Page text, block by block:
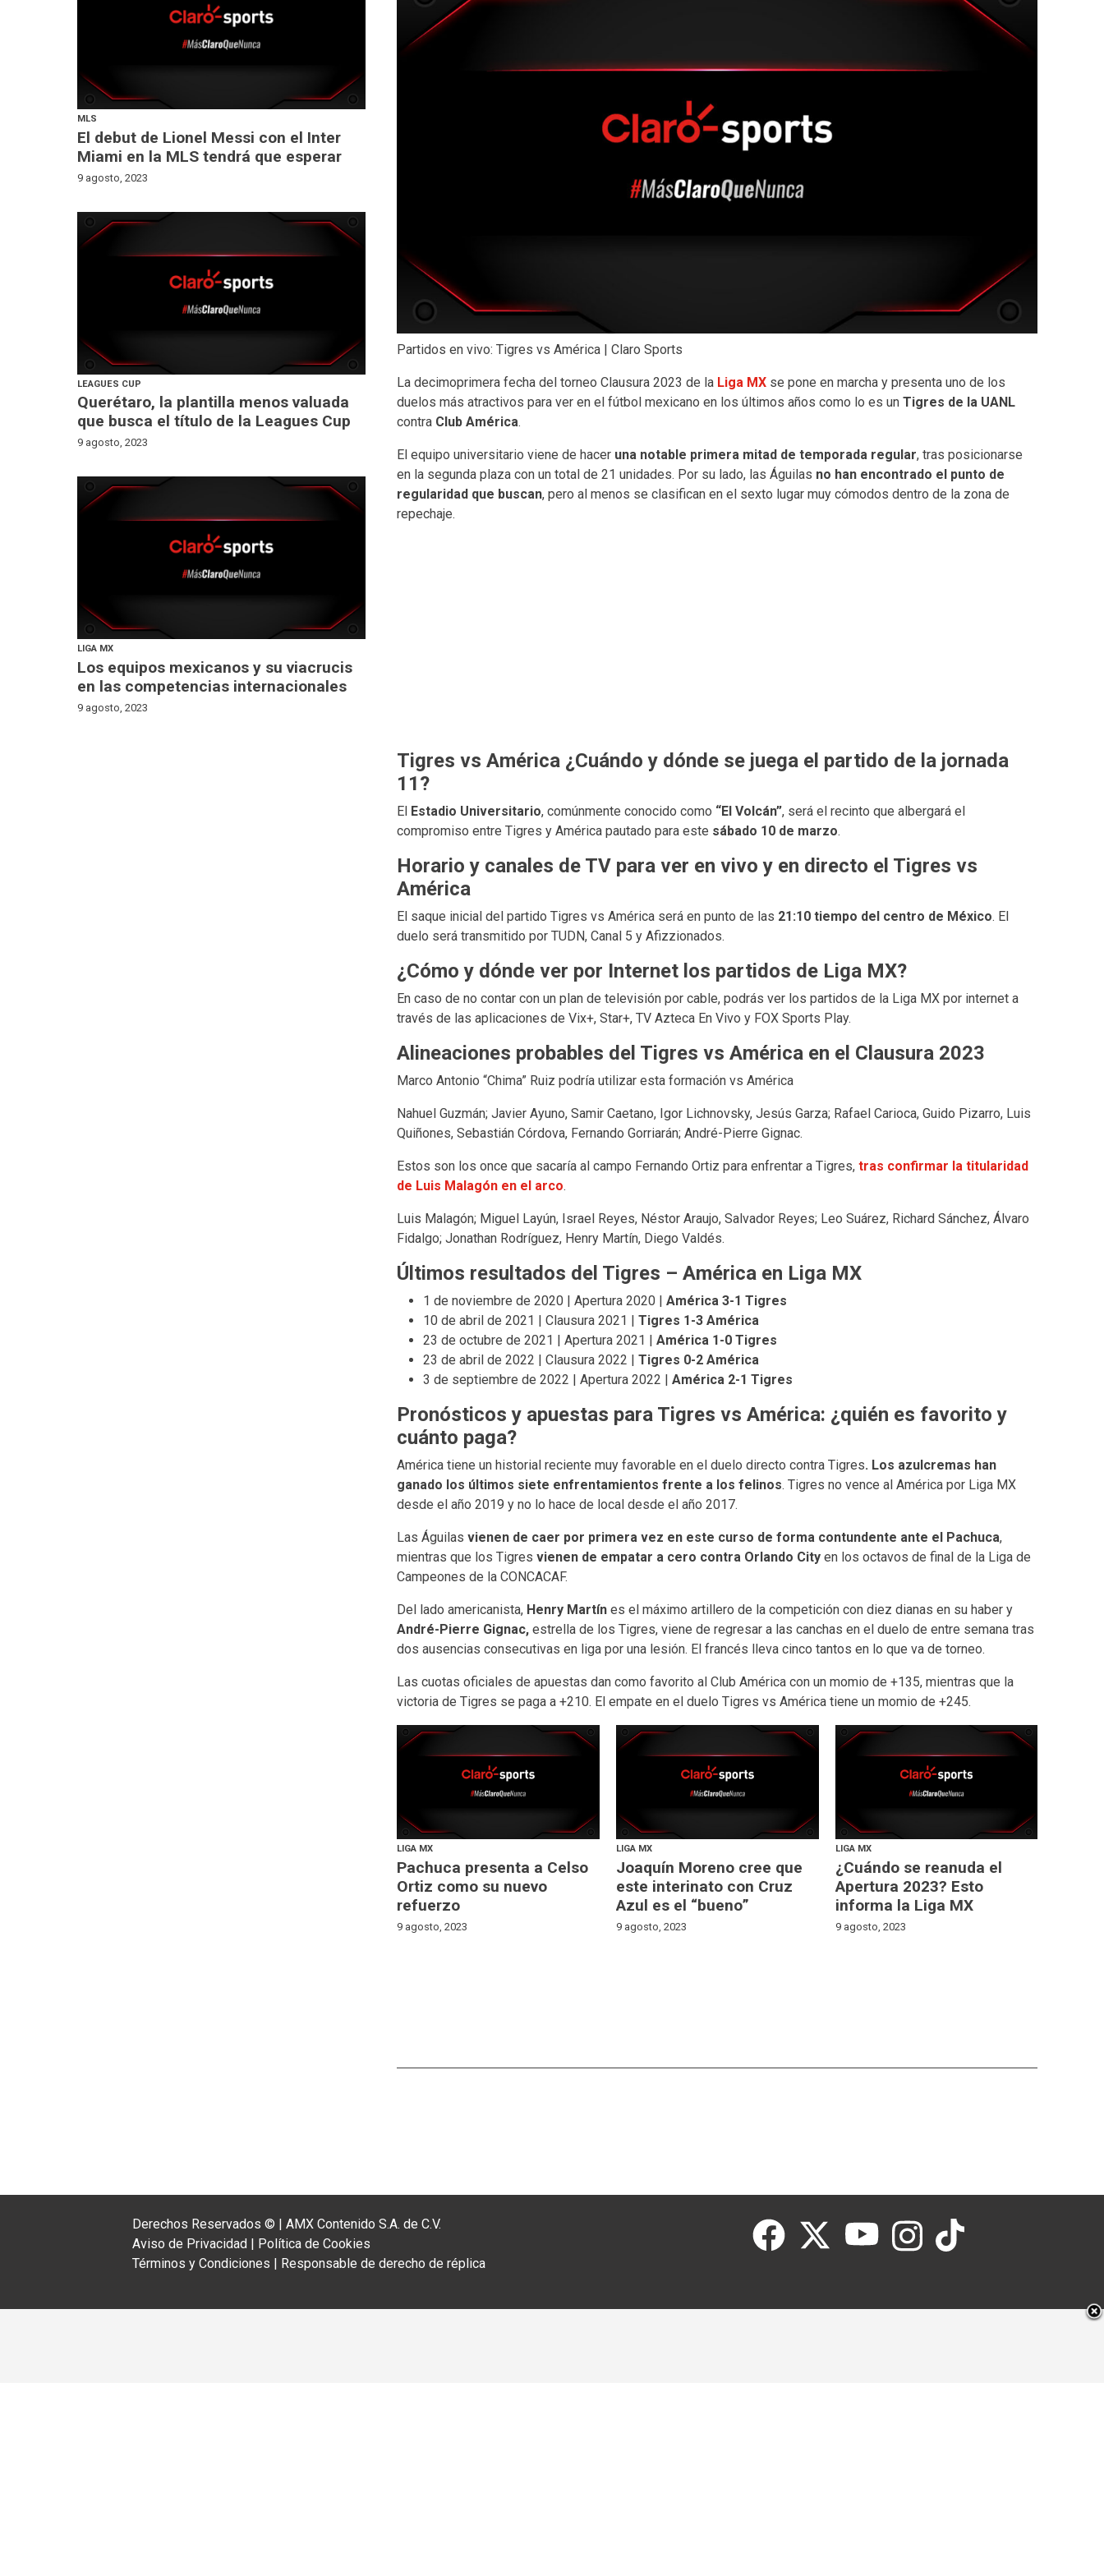
MLS
El debut de Lionel Messi con el Inter
Miami en la MLS tendrá que esperar
9 agosto, 2023
LEAGUES CUP
Querétaro, la plantilla menos valuada
que busca el título de la Leagues Cup
9 agosto, 2023
LIGA MX
Los equipos mexicanos y su viacrucis
en las competencias internacionales
9 agosto, 2023
Partidos en vivo: Tigres vs América | Claro Sports
La decimoprimera fecha del torneo Clausura 2023 de la Liga MXse pone en marcha y presenta uno de los
duelos más atractivos para ver en el fútbol mexicano en los últimos años como lo es un Tigres de la UANL
contra Club América.
El equipo universitario viene de hacer una notable primera mitad de temporada regular, tras posicionarse
en la segunda plaza con un total de 21 unidades. Por su lado, las Águilas no han encontrado el punto de
regularidad que buscan, pero al menos se clasifican en el sexto lugar muy cómodos dentro de la zona de
repechaje.
Tigres vs América ¿Cuándo y dónde se juega el partido de la jornada
11?
El Estadio Universitario, comúnmente conocido como “El Volcán”, será el recinto que albergará el
compromiso entre Tigres y América pautado para este sábado 10 de marzo.
Horario y canales de TV para ver en vivo y en directo el Tigres vs
América
El saque inicial del partido Tigres vs América será en punto de las 21:10 tiempo del centro de México. El
duelo será transmitido por TUDN, Canal 5 y Afizzionados.
¿Cómo y dónde ver por Internet los partidos de Liga MX?
En caso de no contar con un plan de televisión por cable, podrás ver los partidos de la Liga MX por internet a
través de las aplicaciones de Vix+, Star+, TV Azteca En Vivo y FOX Sports Play.
Alineaciones probables del Tigres vs América en el Clausura 2023
Marco Antonio “Chima” Ruiz podría utilizar esta formación vs América
Nahuel Guzmán; Javier Ayuno, Samir Caetano, Igor Lichnovsky, Jesús Garza; Rafael Carioca, Guido Pizarro, Luis
Quiñones, Sebastián Córdova, Fernando Gorriarán; André-Pierre Gignac.
Estos son los once que sacaría al campo Fernando Ortiz para enfrentar a Tigres, tras confirmar la titularidad
de Luis Malagón en el arco.
Luis Malagón; Miguel Layún, Israel Reyes, Néstor Araujo, Salvador Reyes; Leo Suárez, Richard Sánchez, Álvaro
Fidalgo; Jonathan Rodríguez, Henry Martín, Diego Valdés.
Últimos resultados del Tigres – América en Liga MX
1 de noviembre de 2020 | Apertura 2020 | América 3-1 Tigres
10 de abril de 2021 | Clausura 2021 | Tigres 1-3 América
23 de octubre de 2021 | Apertura 2021 | América 1-0 Tigres
23 de abril de 2022 | Clausura 2022 | Tigres 0-2 América
3 de septiembre de 2022 | Apertura 2022 | América 2-1 Tigres
Pronósticos y apuestas para Tigres vs América: ¿quién es favorito y
cuánto paga?
América tiene un historial reciente muy favorable en el duelo directo contra Tigres. Los azulcremas han
ganado los últimos siete enfrentamientos frente a los felinos. Tigres no vence al América por Liga MX
desde el año 2019 y no lo hace de local desde el año 2017.
Las Águilas vienen de caer por primera vez en este curso de forma contundente ante el Pachuca,
mientras que los Tigres vienen de empatar a cero contra Orlando Cityen los octavos de final de la Liga de
Campeones de la CONCACAF.
Del lado americanista, Henry Martínes el máximo artillero de la competición con diez dianas en su haber y
André-Pierre Gignac,estrella de los Tigres, viene de regresar a las canchas en el duelo de entre semana tras
dos ausencias consecutivas en liga por una lesión. El francés lleva cinco tantos en lo que va de torneo.
Las cuotas oficiales de apuestas dan como favorito al Club América con un momio de +135, mientras que la
victoria de Tigres se paga a +210. El empate en el duelo Tigres vs América tiene un momio de +245.
LIGA MX
Pachuca presenta a Celso
Ortiz como su nuevo
refuerzo
9 agosto, 2023
LIGA MX
Joaquín Moreno cree que
este interinato con Cruz
Azul es el “bueno”
9 agosto, 2023
LIGA MX
¿Cuándo se reanuda el
Apertura 2023? Esto
informa la Liga MX
9 agosto, 2023
Derechos Reservados © | AMX Contenido S.A. de C.V.
Aviso de Privacidad| Política de Cookies
Términos y Condiciones | Responsable de derecho de réplica